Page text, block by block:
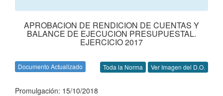
APROBACION DE RENDICION DE CUENTAS Y
BALANCE DE EJECUCION PRESUPUESTAL.
EJERCICIO 2017
Documento Actualizado Toda la Norma Ver Imagen del D.O.
Promulgación: 15/10/2018